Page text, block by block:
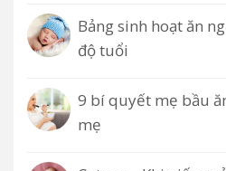
Bảng sinh hoạt ăn
độ tuổi
9 bí quyết mẹ bầu
mẹ